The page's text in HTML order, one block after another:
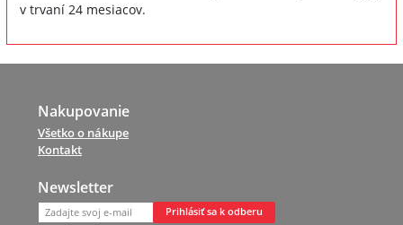
v trvaní 24 mesiacov.
Nakupovanie
Všetko o nákupe
Kontakt
Newsletter
Prihlásiť sa k odberu